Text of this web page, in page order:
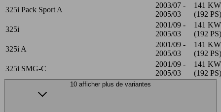
325i Pack Sport A
2003/07 -
2005/03
141 KW
(192 PS)
325i
2001/09 -
2005/03
141 KW
(192 PS)
325i A
2001/09 -
2005/03
141 KW
(192 PS)
325i SMG-C
2001/09 -
2005/03
141 KW
(192 PS)
10 afficher plus de variantes